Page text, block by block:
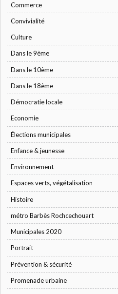
Commerce
Convivialité
Culture
Dans le 9ème
Dans le 10ème
Dans le 18ème
Démocratie locale
Economie
Élections municipales
Enfance & jeunesse
Environnement
Espaces verts, végétalisation
Histoire
métro Barbès Rochcechouart
Municipales 2020
Portrait
Prévention & sécurité
Promenade urbaine